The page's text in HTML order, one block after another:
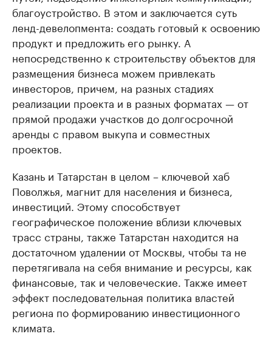
благоустройство. В этом и заключается суть
ленд-девелопмента: создать готовый к освоению
продукт и предложить его рынку. А
непосредственно к строительству объектов для
размещения бизнеса можем привлекать
инвесторов, причем, на разных стадиях
реализации проекта и в разных форматах — от
прямой продажи участков до долгосрочной
аренды с правом выкупа и совместных
проектов.
Казань и Татарстан в целом – ключевой хаб
Поволжья, магнит для населения и бизнеса,
инвестиций. Этому способствует
географическое положение вблизи ключевых
трасс страны, также Татарстан находится на
достаточном удалении от Москвы, чтобы та не
перетягивала на себя внимание и ресурсы, как
финансовые, так и человеческие. Также имеет
эффект последовательная политика властей
региона по формированию инвестиционного
климата.